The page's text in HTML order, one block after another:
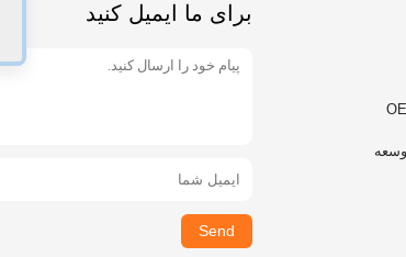
برای ما ایمیل کنید
Send